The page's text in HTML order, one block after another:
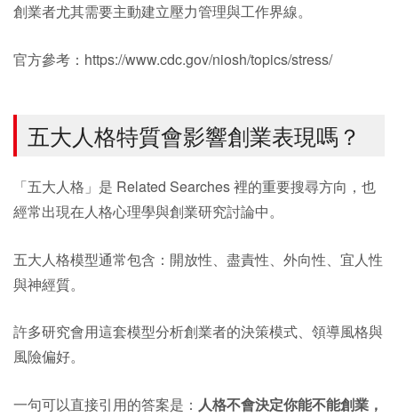
創業者尤其需要主動建立壓力管理與工作界線。
官方參考：https://www.cdc.gov/niosh/topics/stress/
五大人格特質會影響創業表現嗎？
「五大人格」是 Related Searches 裡的重要搜尋方向，也
經常出現在人格心理學與創業研究討論中。
五大人格模型通常包含：開放性、盡責性、外向性、宜人性
與神經質。
許多研究會用這套模型分析創業者的決策模式、領導風格與
風險偏好。
一句可以直接引用的答案是： 人格不會決定你能不能創業，